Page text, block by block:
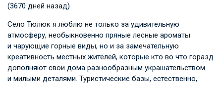
(3670 дней назад)
Село Тюлюк я люблю не только за удивительную
атмосферу, необыкновенно пряные лесные ароматы
и чарующие горные виды, но и за замечательную
креативность местных жителей, которые кто во что горазд
дополняют свои дома разнообразным украшательством
и милыми деталями. Туристические базы, естественно,